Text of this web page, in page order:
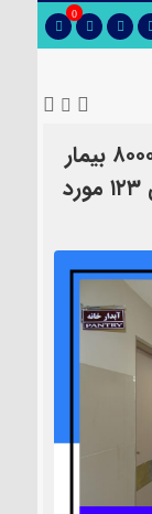
0
ارائه خدمات درمانی به بیش از ۸٠٠٠ بیمار
در بیمارستان داراب/عمل جراحی ۱۲۳ مورد